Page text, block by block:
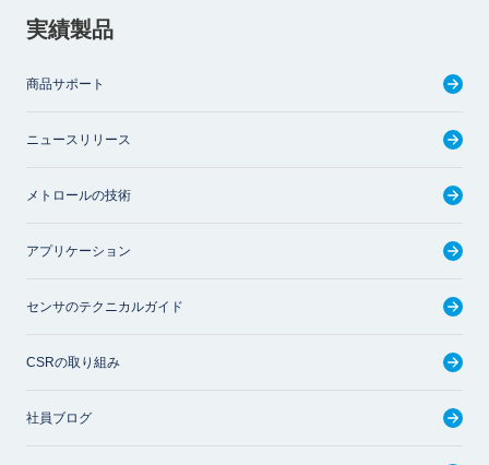
実績製品
商品サポート
ニュースリリース
メトロールの技術
アプリケーション
センサのテクニカルガイド
CSRの取り組み
社員ブログ